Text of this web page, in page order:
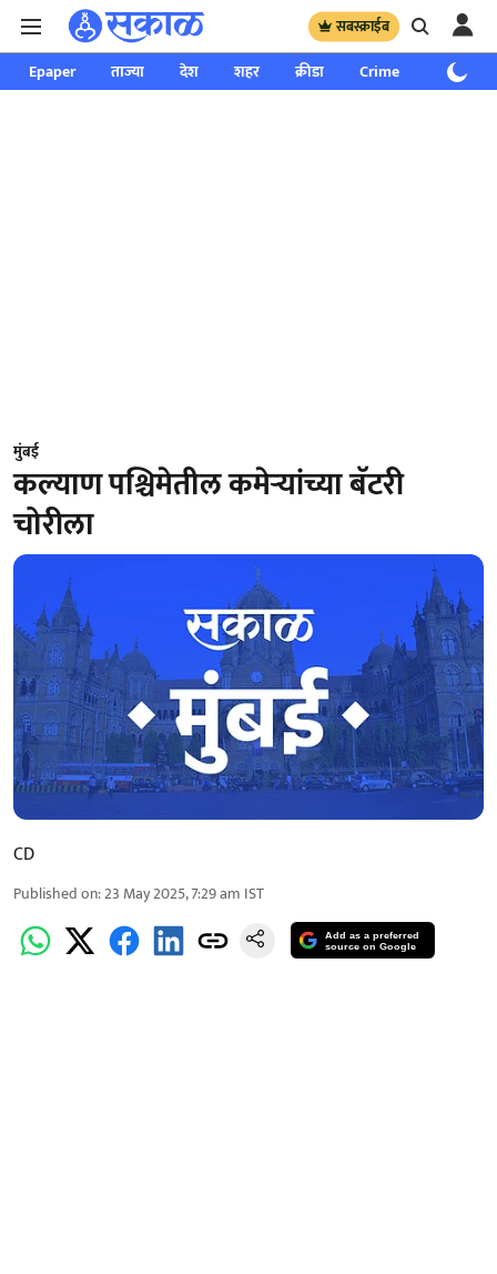
सबस्क्राईब
Epaper ताज्या देश शहर क्रीडा Crime साप्ताहिक
मुंबई
कल्याण पश्चिमेतील कमेऱ्यांच्या बॅटरी
चोरीला
CD
Published on:23 May 2025, 7:29 am IST
Add as a preferred
source on Google